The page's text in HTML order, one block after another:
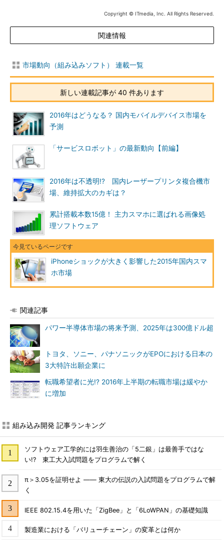
Copyright © ITmedia, Inc. All Rights Reserved.
関連情報
市場動向（組み込みソフト） 連載一覧
新しい連載記事が 40 件あります
2016年はどうなる？ 国内モバイルデバイス市場を
予測
「サービスロボット」の最新動向【前編】
2016年は不透明!? 国内レーザープリンタ複合機市
場、維持拡大のカギは？
累計搭載本数15億！ 主力スマホに選ばれる画像処
理ソフトウェア
iPhoneショックが大きく影響した2015年国内スマ
ホ市場
関連記事
パワー半導体市場の将来予測、2025年は300億ドル超
トヨタ、ソニー、パナソニックがEPOにおける日本の
3大特許出願企業に
転職希望者に光!? 2016年上半期の転職市場は緩やか
に増加
組み込み開発 記事ランキング
ソフトウェア工学的には羽生善治の「5二銀」は最善手ではな
い!? 東工大入試問題をプログラムで解く
π＞3.05を証明せよ ―― 東大の伝説の入試問題をプログラムで解
く
IEEE 802.15.4を用いた「ZigBee」と「6LoWPAN」の基礎知識
製造業における「バリューチェーン」の変革とは何か